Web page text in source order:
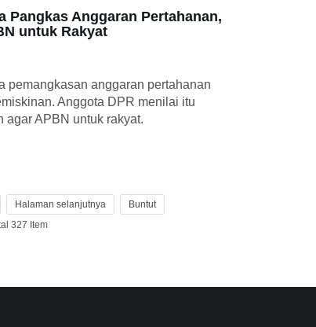
Pangkas Anggaran Pertahanan,
untuk Rakyat
pemangkasan anggaran pertahanan
Anggota DPR menilai itu
agar APBN untuk rakyat.
Halaman selanjutnya
Buntut
327 Item